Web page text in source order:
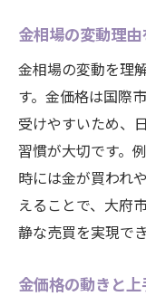
金相場の変動理
金相場の変動を理
す。金価格は国際
受けやすいため、
習慣が大切です。
時には金が買われ
えることで、大府
静な売買を実現でき
金価格の動きと